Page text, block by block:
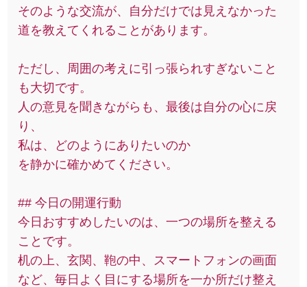
そのような交流が、自分だけでは見えなかった
道を教えてくれることがあります。
ただし、周囲の考えに引っ張られすぎないこと
も大切です。
人の意見を聞きながらも、最後は自分の心に戻
り、
私は、どのようにありたいのか
を静かに確かめてください。
## 今日の開運行動
今日おすすめしたいのは、一つの場所を整える
ことです。
机の上、玄関、鞄の中、スマートフォンの画面
など、毎日よく目にする場所を一か所だけ整え